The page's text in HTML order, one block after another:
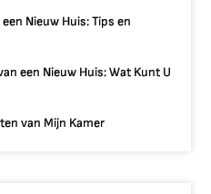
Nieuw Huis: Tips en
een Nieuw Huis: Wat Kunt U
van Mijn Kamer